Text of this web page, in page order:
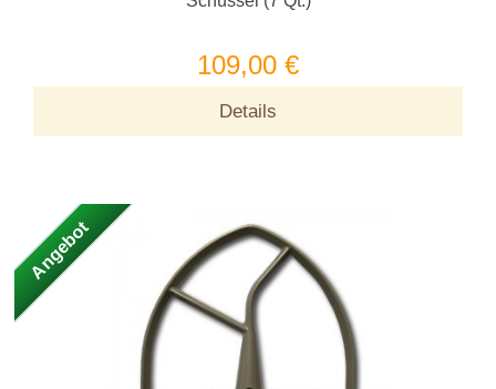
109,00 €
Details
Angebot